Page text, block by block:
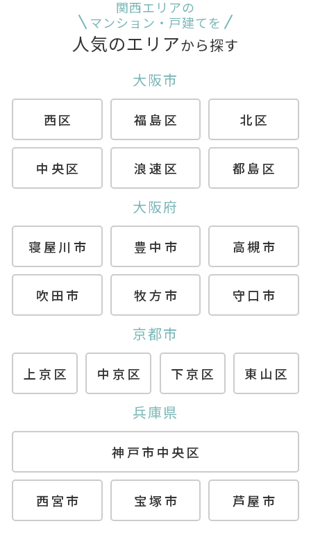
関西エリアの
マンション・戸建てを
人気のエリアから探す
大阪市
西区 福島区 北区
中央区 浪速区 都島区
大阪府
寝屋川市 豊中市 高槻市
吹田市 牧方市 守口市
京都市
上京区 中京区 下京区 東山区
兵庫県
神戸市中央区
西宮市 宝塚市 芦屋市